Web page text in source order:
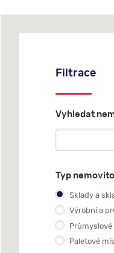
Filtrace
Vyhledat
Typ
Sklady a
Výrobní a
Paletové